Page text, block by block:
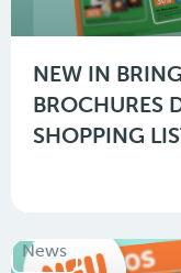
NEW IN
BROCHURES
SHOPPING
News